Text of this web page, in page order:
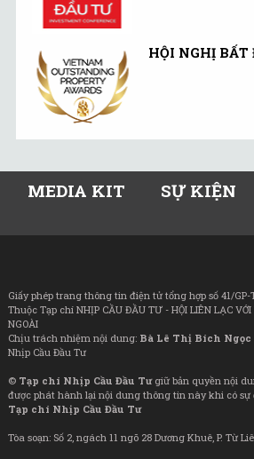
HỘI NGHỊ BẤT
MEDIA KIT SỰ KIỆN
Giấy phép trang thông tin điện tử tổng hợp số 41/GP-
Thuộc Tạp chí NHỊP CẦU ĐẦU TƯ - HỘI LIÊN LẠC
NGOÀI
Chịu trách nhiệm nội dung: Bà Lê Thị Bích Ngọc
Nhịp Cầu Đầu Tư
© Tạp chí Nhịp Cầu Đầu Tưgiữ bản quyền nội
được phát hành lại nội dung thông tin này khi có sự
Tạp chí Nhịp Cầu Đầu Tư
Tòa soạn: Số 2, ngách 11 ngõ 28 Dương Khuê, P. Từ